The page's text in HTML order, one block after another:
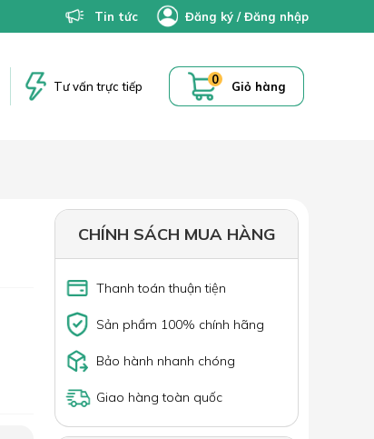
Tin tức Đăng ký /Đăng nhập
Tư vấn trực tiếp 0 Giỏ hàng
CHÍNH SÁCH MUA HÀNG
Thanh toán thuận tiện
Sản phẩm 100% chính hãng
Bảo hành nhanh chóng
Giao hàng toàn quốc